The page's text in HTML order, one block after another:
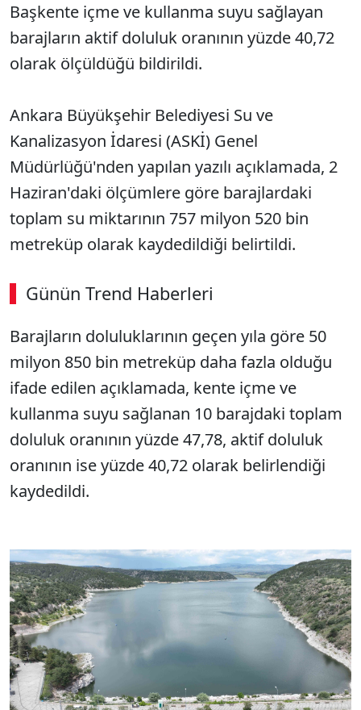
Başkente içme ve kullanma suyu sağlayan
barajların aktif doluluk oranının yüzde 40,72
olarak ölçüldüğü bildirildi.
Ankara Büyükşehir Belediyesi Su ve
Kanalizasyon İdaresi (ASKİ) Genel
Müdürlüğü'nden yapılan yazılı açıklamada, 2
Haziran'daki ölçümlere göre barajlardaki
toplam su miktarının 757 milyon 520 bin
metreküp olarak kaydedildiği belirtildi.
Günün Trend Haberleri
SÖZCÜ SON DAKİKA
Barajların doluluklarının geçen yıla göre 50
milyon 850 bin metreküp daha fazla olduğu
ifade edilen açıklamada, kente içme ve
kullanma suyu sağlanan 10 barajdaki toplam
doluluk oranının yüzde 47,78, aktif doluluk
oranının ise yüzde 40,72 olarak belirlendiği
kaydedildi.